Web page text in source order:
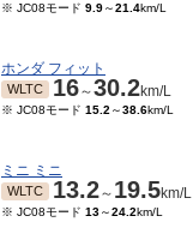
※ JC08モード 9.9～21.4km/L
ホンダ フィット
WLTC 16～30.2km/L
※ JC08モード 15.2 ～38.6km/L
ミニ ミニ
WLTC 13.2～ 19.5km/L
※ JC08モード 13～24.2km/L